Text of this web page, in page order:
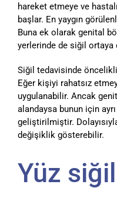
hareket etmeye ve
başlar. En yaygın
Buna ek olarak genital
yerlerinde de siğil ortaya
Siğil tedavisinde öncelikli
Eğer kişiyi rahatsız
uygulanabilir. Ancak
alandaysa bunun için
geliştirilmiştir.
değişiklik gösterebilir.
Yüz